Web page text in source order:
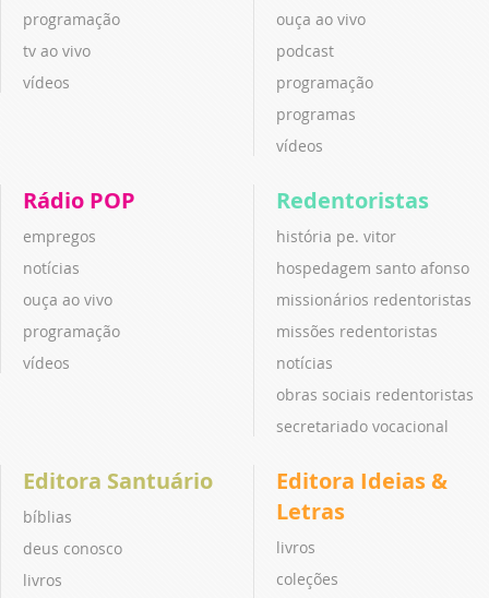
programação
tv ao vivo
vídeos
ouça ao vivo
podcast
programação
programas
vídeos
Rádio POP
empregos
notícias
ouça ao vivo
programação
vídeos
Redentoristas
história pe. vitor
hospedagem santo afonso
missionários redentoristas
missões redentoristas
notícias
obras sociais redentoristas
secretariado vocacional
Editora Santuário
bíblias
deus conosco
livros
Editora Ideias &
Letras
livros
coleções